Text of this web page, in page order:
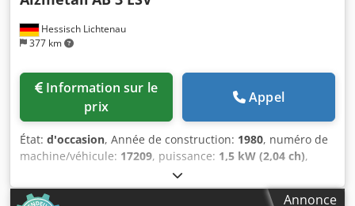
Hessisch Lichtenau
377 km
prix
Appel
État: d'occasion, Année de construction: 1980, numéro de
machine/véhicule: 17209, puissance: 1,5 kW (2,04 ch),
, fréquence d'entrée:
de broche:MK 3, type de réglage en hauteur:mécanique,
Annonce